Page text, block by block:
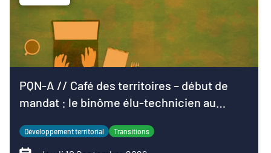
PQN-A // Café des territoires – début de
mandat : le binôme élu-technicien au
Développement territorial Transitions